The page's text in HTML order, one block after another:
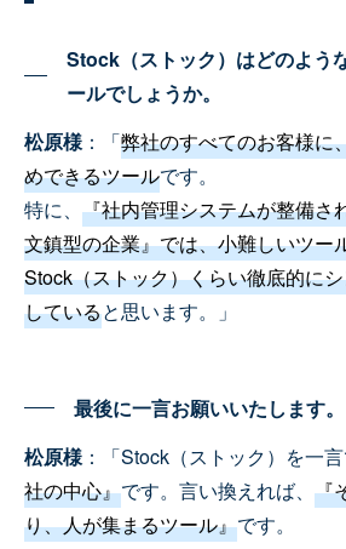
Stock（ストック）はどのよう
ールでしょうか。
松原様：「弊社のすべてのお客様に
めできるツールです。
特に、 『社内管理システムが整備さ
文鎮型の企業』では、小難しいツー
Stock（ストック）くらい徹底的に
していると思います。」
最後に一言お願いいたします。
松原様：「Stock（ストック）を一言
社の中心』です。言い換えれば、 『
り、人が集まるツール』です。